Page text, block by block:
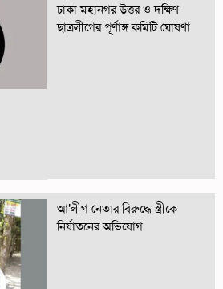
ঢাকা মহানগর উত্তর ও দক্ষিণ
ছাত্রলীগের পূর্ণাঙ্গ কমিটি ঘোষণা
আ’লীগ নেতার বিরুদ্ধে স্ত্রীকে
নির্যাতনের অভিযোগ